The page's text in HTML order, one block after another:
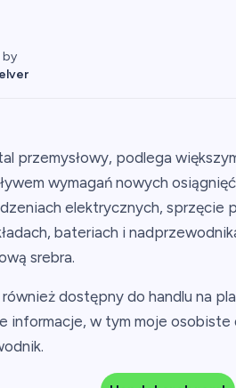
by
przemysłowy, podlega
wymagań nowych
elektrycznych, sprzęcie
bateriach i
srebra.
dostępny do handlu na
informacje, w tym moje